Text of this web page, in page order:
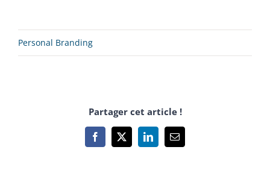
Personal Branding
Partager cet article !
Facebook
X LinkedInEmail